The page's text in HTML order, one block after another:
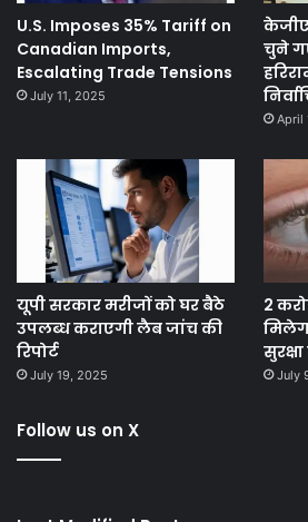
U.S. Imposes 35% Tariff on
Canadian Imports,
Escalating Trade Tensions
July 11, 2025
चुने
April
यूपी सरकार मरीजों को घर बैठे
उपलब्ध कराएगी लैब जांच की
रिपोर्ट
July 19, 2025
2
July
Follow us on X